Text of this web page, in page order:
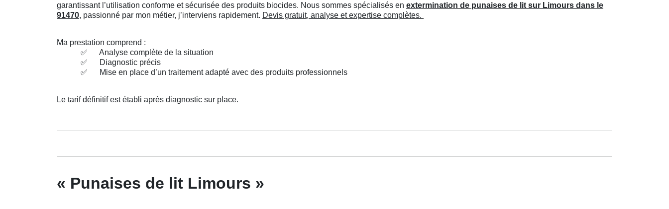
garantissant l’utilisation conforme et sécurisée des produits biocides. Nous sommes spécialisés en extermination de punaises de lit sur Limours dans le
91470, passionné par mon métier, j’interviens rapidement. Devis gratuit, analyse et expertise complètes.
Ma prestation comprend :
✅
Analyse complète de la situation
✅
Diagnostic précis
✅
Mise en place d’un traitement adapté avec des produits professionnels
Le tarif définitif est établi après diagnostic sur place.
« Punaises de lit Limours »